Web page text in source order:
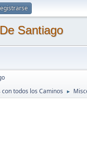
Santiago
todos los Caminos ►